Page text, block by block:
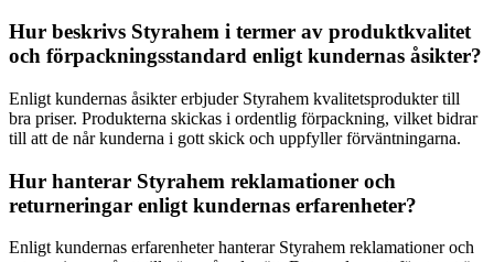
Hur beskrivs Styrahem i termer av produktkvalitet
och förpackningsstandard enligt kundernas åsikter?
Enligt kundernas åsikter erbjuder Styrahem kvalitetsprodukter till
bra priser. Produkterna skickas i ordentlig förpackning, vilket bidrar
till att de når kunderna i gott skick och uppfyller förväntningarna.
Hur hanterar Styrahem reklamationer och
returneringar enligt kundernas erfarenheter?
Enligt kundernas erfarenheter hanterar Styrahem reklamationer och